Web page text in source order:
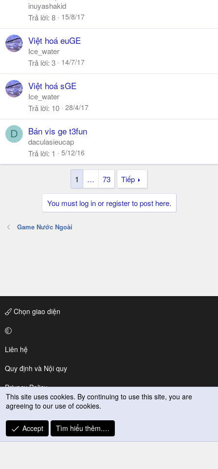
inuyashakid
Trả lời 8 15/8/17
Việt hoá euGE
Ice_water
Trả lời 3 14/7/17
Việt hoá sGE
Ice_water
Trả lời 10 28/4/17
D Bán vis ge t3fun
daculasieucap
Trả lời 1 5/12/16
1 … 73 Tiếp
You must log in or register to post here.
Game Nước Ngoài
Chọn giao diện
Liên hệ
Quy định và Nội quy
Privacy Policy
Trợ giúp
R
S
This site uses cookies. By continuing to use this site, you are
agreeing to our use of cookies.
Accept Tìm hiểu thêm.…